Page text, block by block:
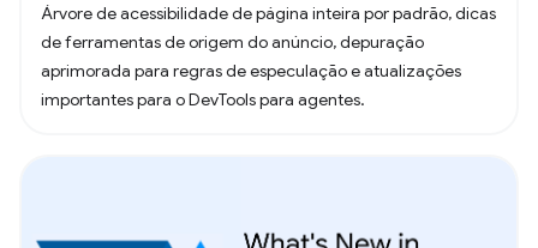
Árvore de acessibilidade de página inteira por padrão, dicas
de ferramentas de origem do anúncio, depuração
aprimorada para regras de especulação e atualizações
importantes para o DevTools para agentes.